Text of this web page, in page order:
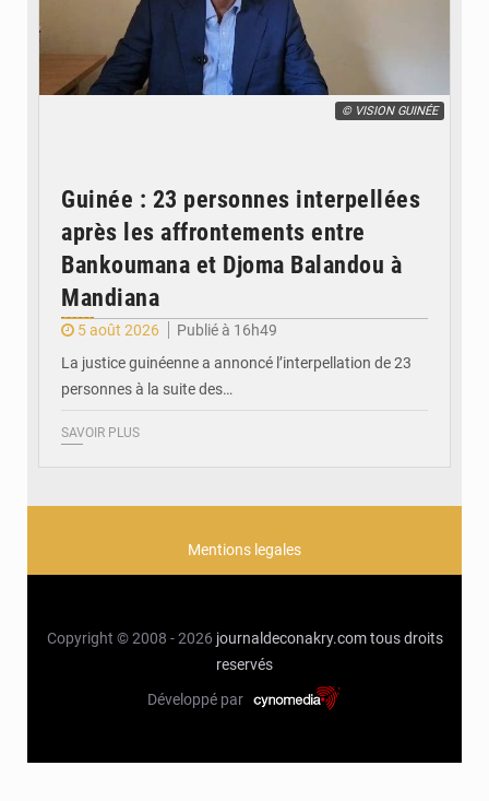
© VISION GUINÉE
Guinée : 23 personnes interpellées
après les affrontements entre
Bankoumana et Djoma Balandou à
Mandiana
5 août 2026
Publié à 16h49
La justice guinéenne a annoncé l’interpellation de 23
personnes à la suite des…
SAVOIR PLUS
Mentions legales
Copyright © 2008 - 2026 journaldeconakry.com tous droits
reservés
Développé par